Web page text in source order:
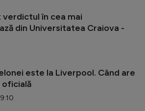
verdictul în cea mai
din Universitatea Craiova -
este la Liverpool. Când are